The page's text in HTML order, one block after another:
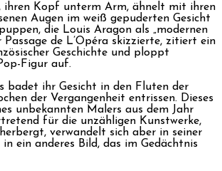
ihren Kopf unterm Arm, ähnelt mit ihren
Augen im weiß gepuderten Gesicht
die Louis Aragon als „modernen
Passage de L’Opéra skizzierte, zitiert ein
Geschichte und ploppt
Figur auf.
badet ihr Gesicht in den Fluten der
der Vergangenheit entrissen. Dieses
unbekannten Malers aus dem Jahr
für die unzähligen Kunstwerke,
verwandelt sich aber in seiner
ein anderes Bild, das im Gedächtnis